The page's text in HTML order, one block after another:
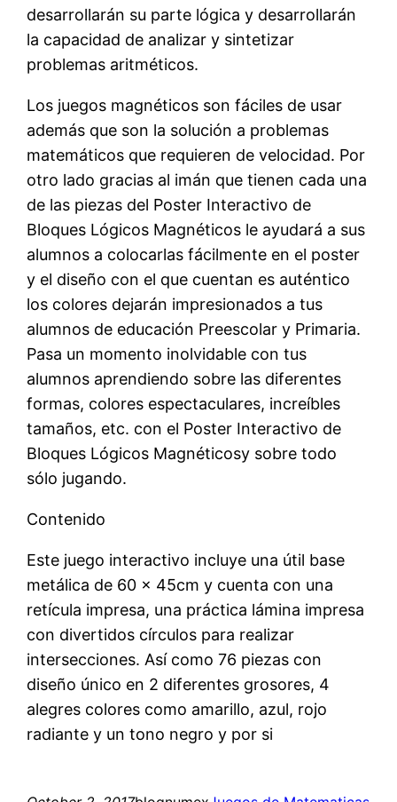
desarrollarán su parte lógica y desarrollarán
la capacidad de analizar y sintetizar
problemas aritméticos.
Los juegos magnéticos son fáciles de usar
además que son la solución a problemas
matemáticos que requieren de velocidad. Por
otro lado gracias al imán que tienen cada una
de las piezas del Poster Interactivo de
Bloques Lógicos Magnéticos le ayudará a sus
alumnos a colocarlas fácilmente en el poster
y el diseño con el que cuentan es auténtico
los colores dejarán impresionados a tus
alumnos de educación Preescolar y Primaria.
Pasa un momento inolvidable con tus
alumnos aprendiendo sobre las diferentes
formas, colores espectaculares, increíbles
tamaños, etc. con el Poster Interactivo de
Bloques Lógicos Magnéticosy sobre todo
sólo jugando.
Contenido
Este juego interactivo incluye una útil base
metálica de 60 x 45cm y cuenta con una
retícula impresa, una práctica lámina impresa
con divertidos círculos para realizar
intersecciones. Así como 76 piezas con
diseño único en 2 diferentes grosores, 4
alegres colores como amarillo, azul, rojo
radiante y un tono negro y por si